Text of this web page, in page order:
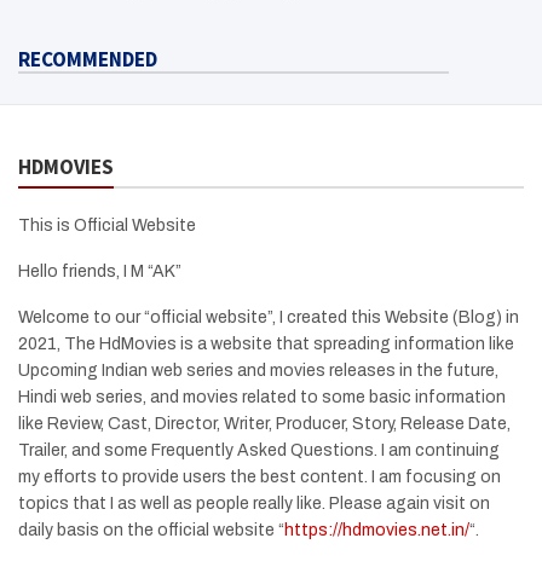
RECOMMENDED
HDMOVIES
This is Official Website
Hello friends, I M “AK”
Welcome to our “official website”, I created this Website (Blog) in
2021, The HdMovies is a website that spreading information like
Upcoming Indian web series and movies releases in the future,
Hindi web series, and movies related to some basic information
like Review, Cast, Director, Writer, Producer, Story, Release Date,
Trailer, and some Frequently Asked Questions. I am continuing
my efforts to provide users the best content. I am focusing on
topics that I as well as people really like. Please again visit on
daily basis on the official website “ https://hdmovies.net.in/“.